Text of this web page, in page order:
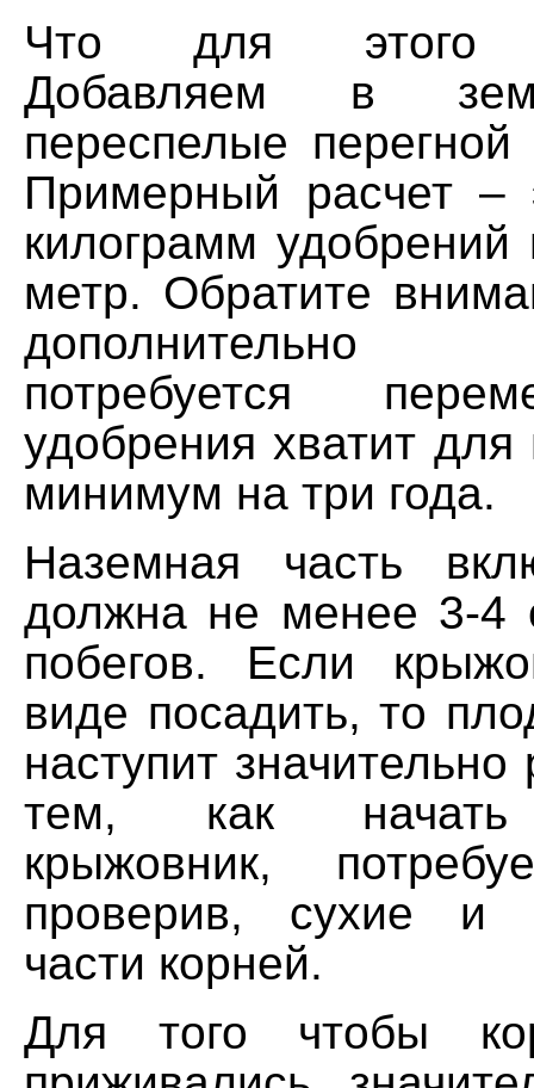
Что для этого
Добавляем в
переспелые
Примерный расчет
килограмм удобрений
метр. Обратите
дополнительно
потребуется
удобрения хватит для
минимум на три года.
Наземная часть
должна не менее 3-4
побегов. Если
виде посадить, то
наступит
тем, как начать
крыжовник,
проверив, сухие и
части корней.
Для того чтобы